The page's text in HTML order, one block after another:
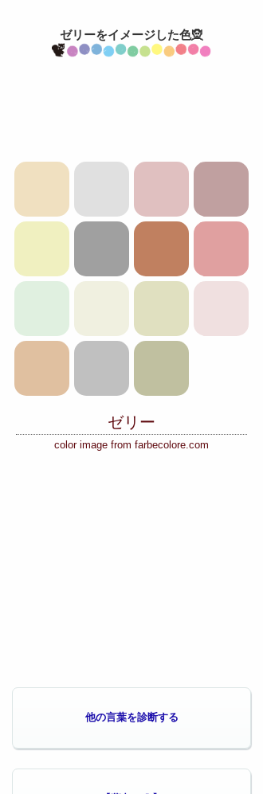
ゼリーをイメージした色🧝
ゼリー
color image from farbecolore.com
他の言葉を診断する